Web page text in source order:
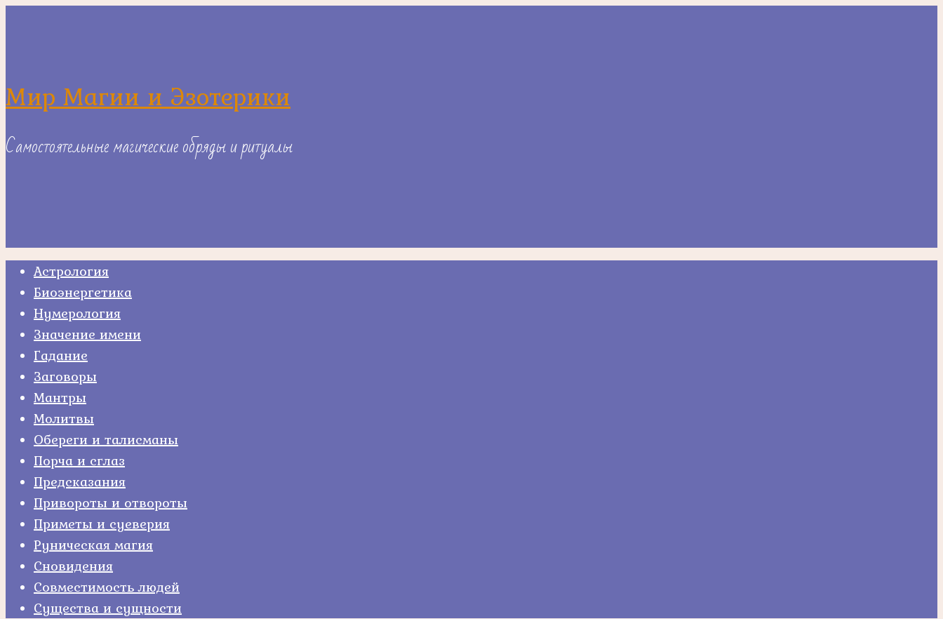
Мир Магии и Эзотерики
Самостоятельные магические обряды и ритуалы
Астрология
Биоэнергетика
Нумерология
Значение имени
Гадание
Заговоры
Мантры
Молитвы
Обереги и талисманы
Порча и сглаз
Предсказания
Привороты и отвороты
Приметы и суеверия
Руническая магия
Сновидения
Совместимость людей
Существа и сущности